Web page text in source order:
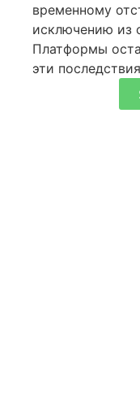
временному
исключению из
Платформы
эти